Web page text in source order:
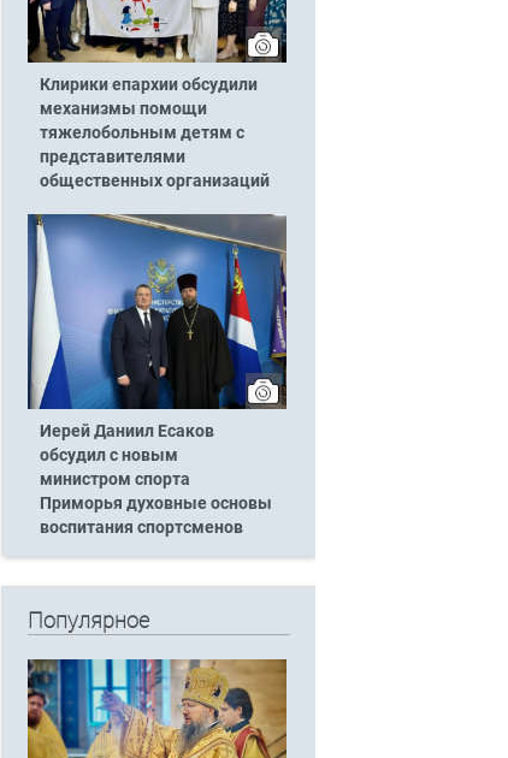
Клирики епархии обсудили
механизмы помощи
тяжелобольным детям с
представителями
общественных организаций
Иерей Даниил Есаков
обсудил с новым
министром спорта
Приморья духовные основы
воспитания спортсменов
Популярное